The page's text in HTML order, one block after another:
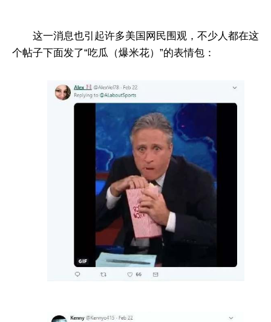
这一消息也引起许多美国网民围观，不少人都在这
个帖子下面发了“吃瓜（爆米花）”的表情包：